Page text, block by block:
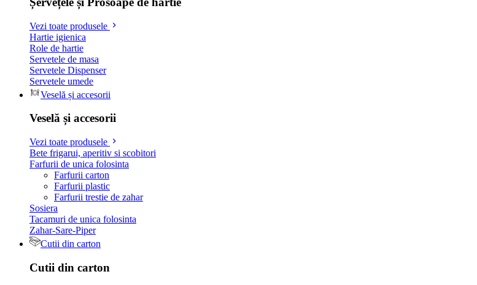
Vezi toate produsele
Hartie igienica
Role de hartie
Servetele de masa
Servetele Dispenser
Servetele umede
Veselă și accesorii
Veselă și accesorii
Vezi toate produsele
Bete frigarui, aperitiv si scobitori
Farfurii de unica folosinta
Farfurii carton
Farfurii plastic
Farfurii trestie de zahar
Sosiera
Tacamuri de unica folosinta
Zahar-Sare-Piper
Cutii din carton
Cutii din carton